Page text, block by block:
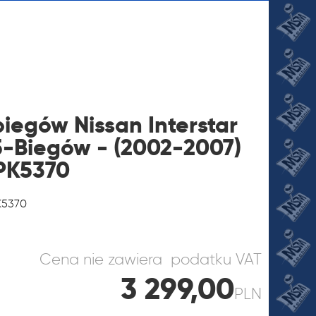
Nissan Interstar
Biegów - (2002-2007)
Cena nie zawiera podatku VAT
3 299,00PLN